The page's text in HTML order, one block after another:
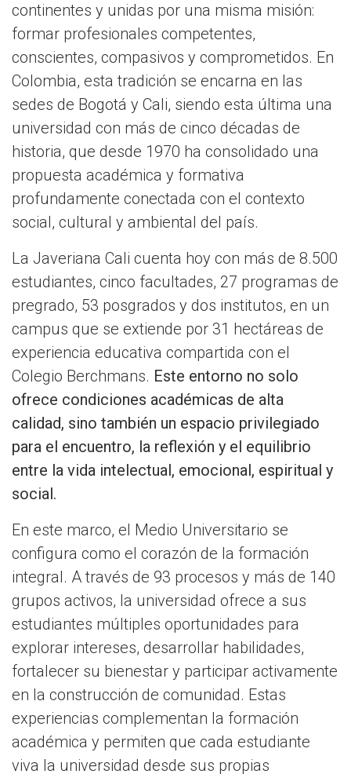
continentes y unidas por una misma misión:
formar profesionales competentes,
conscientes, compasivos y comprometidos. En
Colombia, esta tradición se encarna en las
sedes de Bogotá y Cali, siendo esta última una
universidad con más de cinco décadas de
historia, que desde 1970 ha consolidado una
propuesta académica y formativa
profundamente conectada con el contexto
social, cultural y ambiental del país.
La Javeriana Cali cuenta hoy con más de 8.500
estudiantes, cinco facultades, 27 programas de
pregrado, 53 posgrados y dos institutos, en un
campus que se extiende por 31 hectáreas de
experiencia educativa compartida con el
Colegio Berchmans. Este entorno no solo
ofrece condiciones académicas de alta
calidad, sino también un espacio privilegiado
para el encuentro, la reflexión y el equilibrio
entre la vida intelectual, emocional, espiritual y
social.
En este marco, el Medio Universitario se
configura como el corazón de la formación
integral. A través de 93 procesos y más de 140
grupos activos, la universidad ofrece a sus
estudiantes múltiples oportunidades para
explorar intereses, desarrollar habilidades,
fortalecer su bienestar y participar activamente
en la construcción de comunidad. Estas
experiencias complementan la formación
académica y permiten que cada estudiante
viva la universidad desde sus propias